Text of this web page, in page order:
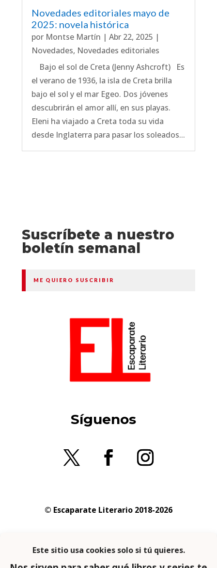
Novedades editoriales mayo de
2025: novela histórica
por Montse Martín | Abr 22, 2025 |
Novedades, Novedades editoriales
Bajo el sol de Creta (Jenny Ashcroft) Es
el verano de 1936, la isla de Creta brilla
bajo el sol y el mar Egeo. Dos jóvenes
descubrirán el amor allí, en sus playas.
Eleni ha viajado a Creta toda su vida
desde Inglaterra para pasar los soleados...
Suscríbete a nuestro
boletín semanal
ME QUIERO SUSCRIBIR
Síguenos
© Escaparate Literario 2018-2026
privacidad